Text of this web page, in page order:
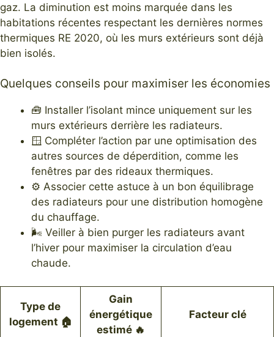
gaz. La diminution est moins marquée dans les
habitations récentes respectant les dernières normes
thermiques RE 2020, où les murs extérieurs sont déjà
bien isolés.
Quelques conseils pour maximiser les économies
🧰 Installer l’isolant mince uniquement sur les
murs extérieurs derrière les radiateurs.
🪟 Compléter l’action par une optimisation des
autres sources de déperdition, comme les
fenêtres par des rideaux thermiques.
⚙️ Associer cette astuce à un bon équilibrage
des radiateurs pour une distribution homogène
du chauffage.
🌬️ Veiller à bien purger les radiateurs avant
l’hiver pour maximiser la circulation d’eau
chaude.
Type de
logement 🏠
Gain
énergétique
estimé 🔥
Facteur clé